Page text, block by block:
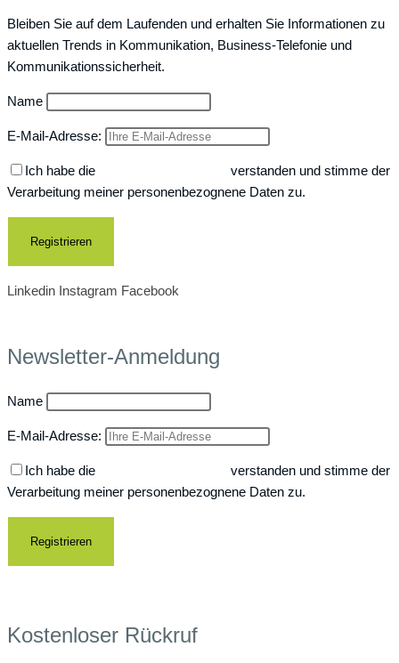
Bleiben Sie auf dem Laufenden und erhalten Sie Informationen zu
aktuellen Trends in Kommunikation, Business-Telefonie und
Kommunikationssicherheit.
Name
E-Mail-Adresse:
Ich habe die
verstanden und stimme der
Verarbeitung meiner personenbezognene Daten zu.
Linkedin Instagram Facebook
Newsletter-Anmeldung
Name
E-Mail-Adresse:
Ich habe die
verstanden und stimme der
Verarbeitung meiner personenbezognene Daten zu.
Kostenloser Rückruf